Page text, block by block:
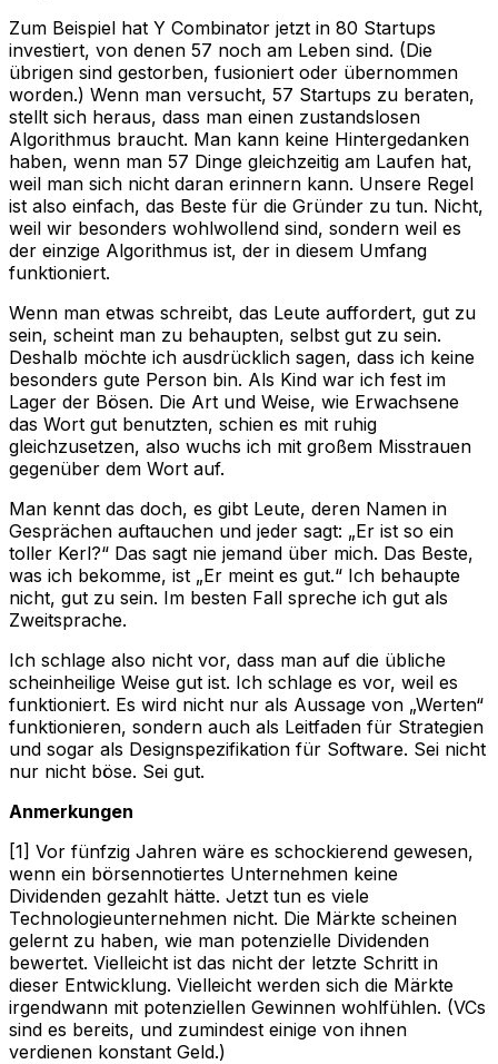
Zum Beispiel hat Y Combinator jetzt in 80 Startups
investiert, von denen 57 noch am Leben sind. (Die
übrigen sind gestorben, fusioniert oder übernommen
worden.) Wenn man versucht, 57 Startups zu beraten,
stellt sich heraus, dass man einen zustandslosen
Algorithmus braucht. Man kann keine Hintergedanken
haben, wenn man 57 Dinge gleichzeitig am Laufen hat,
weil man sich nicht daran erinnern kann. Unsere Regel
ist also einfach, das Beste für die Gründer zu tun. Nicht,
weil wir besonders wohlwollend sind, sondern weil es
der einzige Algorithmus ist, der in diesem Umfang
funktioniert.
Wenn man etwas schreibt, das Leute auffordert, gut zu
sein, scheint man zu behaupten, selbst gut zu sein.
Deshalb möchte ich ausdrücklich sagen, dass ich keine
besonders gute Person bin. Als Kind war ich fest im
Lager der Bösen. Die Art und Weise, wie Erwachsene
das Wort gut benutzten, schien es mit ruhig
gleichzusetzen, also wuchs ich mit großem Misstrauen
gegenüber dem Wort auf.
Man kennt das doch, es gibt Leute, deren Namen in
Gesprächen auftauchen und jeder sagt: „Er ist so ein
toller Kerl?“ Das sagt nie jemand über mich. Das Beste,
was ich bekomme, ist „Er meint es gut.“ Ich behaupte
nicht, gut zu sein. Im besten Fall spreche ich gut als
Zweitsprache.
Ich schlage also nicht vor, dass man auf die übliche
scheinheilige Weise gut ist. Ich schlage es vor, weil es
funktioniert. Es wird nicht nur als Aussage von „Werten“
funktionieren, sondern auch als Leitfaden für Strategien
und sogar als Designspezifikation für Software. Sei nicht
nur nicht böse. Sei gut.
Anmerkungen
[1] Vor fünfzig Jahren wäre es schockierend gewesen,
wenn ein börsennotiertes Unternehmen keine
Dividenden gezahlt hätte. Jetzt tun es viele
Technologieunternehmen nicht. Die Märkte scheinen
gelernt zu haben, wie man potenzielle Dividenden
bewertet. Vielleicht ist das nicht der letzte Schritt in
dieser Entwicklung. Vielleicht werden sich die Märkte
irgendwann mit potenziellen Gewinnen wohlfühlen. (VCs
sind es bereits, und zumindest einige von ihnen
verdienen konstant Geld.)